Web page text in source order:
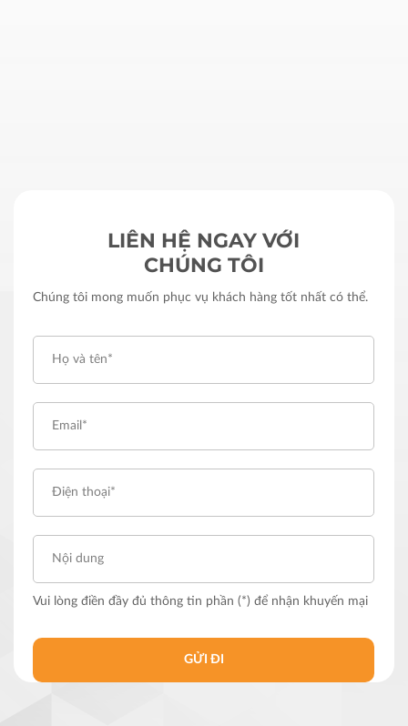
LIÊN HỆ NGAY VỚI
CHÚNG TÔI
Chúng tôi mong muốn phục vụ khách hàng tốt nhất có thể.
Vui lòng điền đầy đủ thông tin phần (*) để nhận khuyến mại